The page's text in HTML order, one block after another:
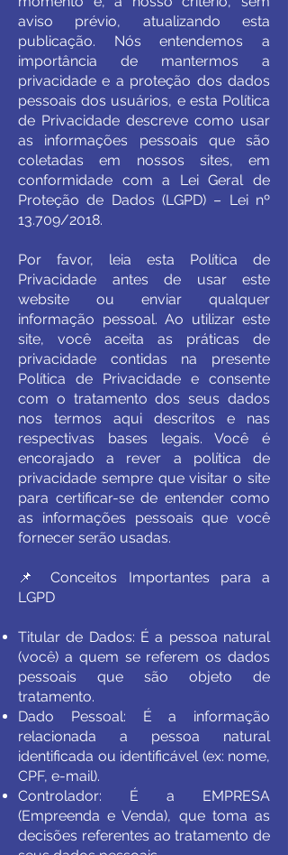
aviso prévio, atualizando esta
publicação. Nós entendemos a
importância de mantermos a
privacidade e a proteção dos dados
pessoais dos usuários, e esta Política
de Privacidade descreve como usar
as informações pessoais que são
coletadas em nossos sites, em
conformidade com a Lei Geral de
Proteção de Dados (LGPD) – Lei nº
13.709/2018.
Por favor, leia esta Política de
Privacidade antes de usar este
website ou enviar qualquer
informação pessoal. Ao utilizar este
site, você aceita as práticas de
privacidade contidas na presente
Política de Privacidade e consente
com o tratamento dos seus dados
nos termos aqui descritos e nas
respectivas bases legais. Você é
encorajado a rever a política de
privacidade sempre que visitar o site
para certificar-se de entender como
as informações pessoais que você
fornecer serão usadas.
📌 Conceitos Importantes para a
LGPD
Titular de Dados: É a pessoa natural
(você) a quem se referem os dados
pessoais que são objeto de
tratamento.
Dado Pessoal: É a informação
relacionada a pessoa natural
identificada ou identificável (ex: nome,
CPF, e-mail).
Controlador: É a EMPRESA
(Empreenda e Venda), que toma as
decisões referentes ao tratamento de